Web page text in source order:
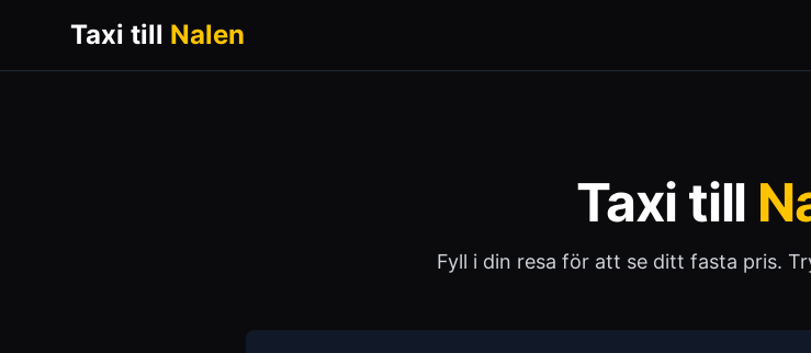
Taxi till Nalen
Taxi till
Fyll i din resa för att se ditt fasta pris.